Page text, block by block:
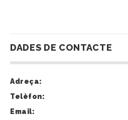
DADES DE CONTACTE
Adreça:
Telèfon:
Email: